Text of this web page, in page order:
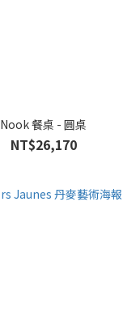
Nook 餐桌 - 圓桌
NT$26,170